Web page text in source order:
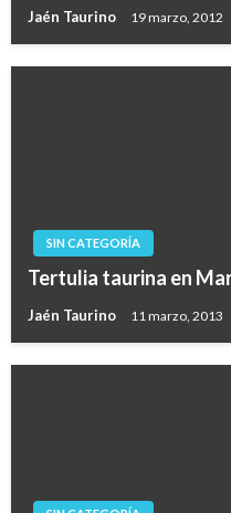
Jaén Taurino 19 marzo, 2012
SIN CATEGORÍA
Tertulia taurina en
Jaén Taurino 11 marzo, 2013